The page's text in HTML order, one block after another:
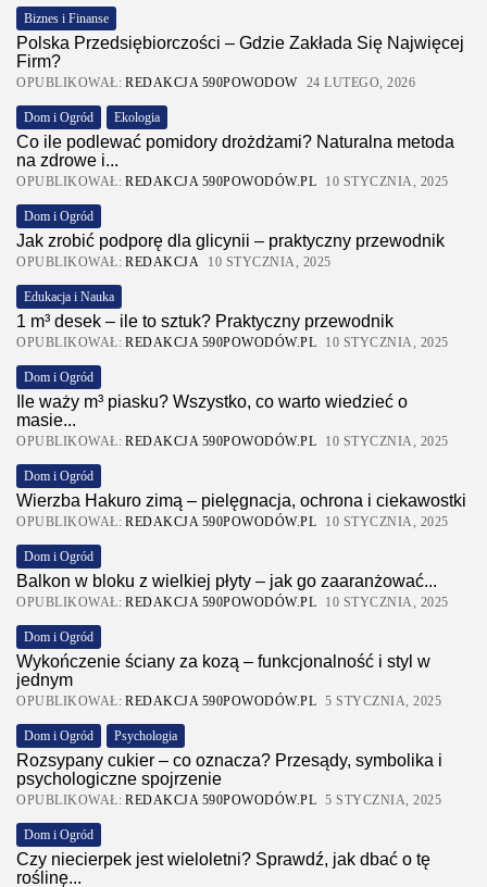
Biznes i Finanse
Polska Przedsiębiorczości – Gdzie Zakłada Się Najwięcej
Firm?
OPUBLIKOWAŁ: REDAKCJA 590POWODOW 24 LUTEGO, 2026
Dom i Ogród Ekologia
Co ile podlewać pomidory drożdżami? Naturalna metoda
na zdrowe i...
OPUBLIKOWAŁ: REDAKCJA 590POWODÓW.PL 10 STYCZNIA, 2025
Dom i Ogród
Jak zrobić podporę dla glicynii – praktyczny przewodnik
OPUBLIKOWAŁ: REDAKCJA 10 STYCZNIA, 2025
Edukacja i Nauka
1 m³ desek – ile to sztuk? Praktyczny przewodnik
OPUBLIKOWAŁ: REDAKCJA 590POWODÓW.PL 10 STYCZNIA, 2025
Dom i Ogród
Ile waży m³ piasku? Wszystko, co warto wiedzieć o
masie...
OPUBLIKOWAŁ: REDAKCJA 590POWODÓW.PL 10 STYCZNIA, 2025
Dom i Ogród
Wierzba Hakuro zimą – pielęgnacja, ochrona i ciekawostki
OPUBLIKOWAŁ: REDAKCJA 590POWODÓW.PL 10 STYCZNIA, 2025
Dom i Ogród
Balkon w bloku z wielkiej płyty – jak go zaaranżować...
OPUBLIKOWAŁ: REDAKCJA 590POWODÓW.PL 10 STYCZNIA, 2025
Dom i Ogród
Wykończenie ściany za kozą – funkcjonalność i styl w
jednym
OPUBLIKOWAŁ: REDAKCJA 590POWODÓW.PL 5 STYCZNIA, 2025
Dom i Ogród Psychologia
Rozsypany cukier – co oznacza? Przesądy, symbolika i
psychologiczne spojrzenie
OPUBLIKOWAŁ: REDAKCJA 590POWODÓW.PL 5 STYCZNIA, 2025
Dom i Ogród
Czy niecierpek jest wieloletni? Sprawdź, jak dbać o tę
roślinę...